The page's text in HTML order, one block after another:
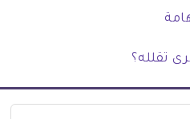
تقلله؟